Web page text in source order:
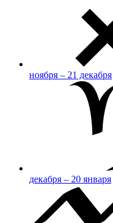
ноября – 21 декабря
декабря – 20 января